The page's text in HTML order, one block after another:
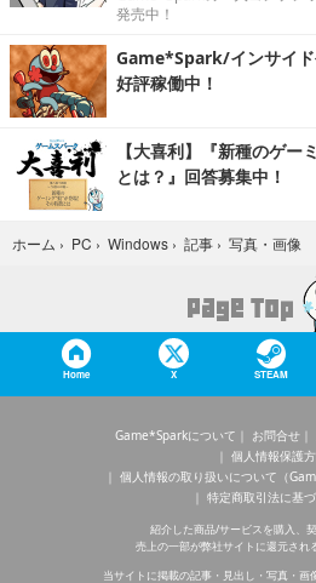
発売中！
Game*Spark/インサイ
好評稼働中！
【大喜利】『新種のゲー
とは？』回答募集中！
ホーム › PC › Windows › 記事 › 写真・画像
Home X STEAM
Game*Sparkについて お問合せ
個人情報保護
個人情報の取り扱いについて（
特定商取引法に基
紹介した商品/サービスを購入、契
売上の一部が弊社サイトに還元され
当サイトに掲載の記事・見出し・写真・画